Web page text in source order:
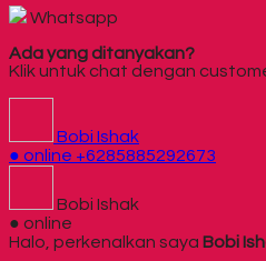
Whatsapp
Ada yang ditanyakan?
Klik untuk chat dengan
Bobi Ishak
● online +6285885292673
Bobi Ishak
● online
Halo, perkenalkan saya Bobi